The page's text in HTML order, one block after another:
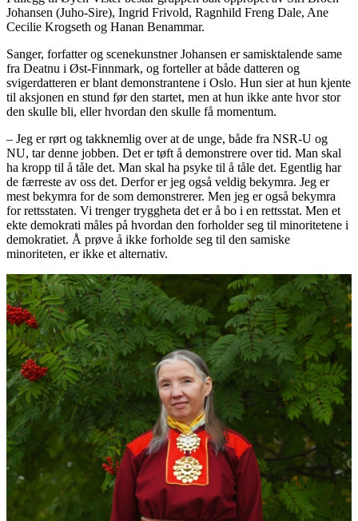
Johansen (Juho-Sire), Ingrid Frivold, Ragnhild Freng Dale, Ane
Cecilie Krogseth og Hanan Benammar.
Sanger, forfatter og scenekunstner Johansen er samisktalende same
fra Deatnu i Øst-Finnmark, og forteller at både datteren og
svigerdatteren er blant demonstrantene i Oslo. Hun sier at hun kjente
til aksjonen en stund før den startet, men at hun ikke ante hvor stor
den skulle bli, eller hvordan den skulle få momentum.
– Jeg er rørt og takknemlig over at de unge, både fra NSR-U og
NU, tar denne jobben. Det er tøft å demonstrere over tid. Man skal
ha kropp til å tåle det. Man skal ha psyke til å tåle det. Egentlig har
de færreste av oss det. Derfor er jeg også veldig bekymra. Jeg er
mest bekymra for de som demonstrerer. Men jeg er også bekymra
for rettsstaten. Vi trenger tryggheta det er å bo i en rettsstat. Men et
ekte demokrati måles på hvordan den forholder seg til minoritetene i
demokratiet. Å prøve å ikke forholde seg til den samiske
minoriteten, er ikke et alternativ.